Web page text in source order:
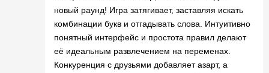
новый раунд! Игра затягивает, заставляя искать
комбинации букв и отгадывать слова. Интуитивно
понятный интерфейс и простота правил делают
её идеальным развлечением на переменах.
Конкуренция с друзьями добавляет азарт, а